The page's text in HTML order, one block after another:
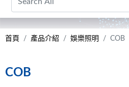
首頁 產品介紹 娛樂照明 COB
COB